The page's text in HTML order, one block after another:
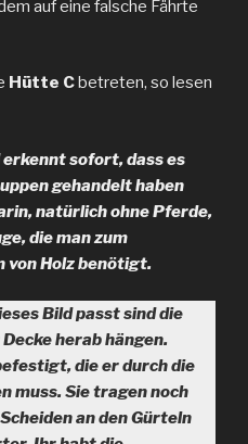
auf eine falsche Fährte
Hütte Cbetreten, so lesen
sofort, dass es
gehandelt haben
natürlich ohne Pferde,
die man zum
von Holz benötigt.
Bild passt sind die
herab hängen.
die er durch die
muss. Sie tragen noch
an den Gürteln